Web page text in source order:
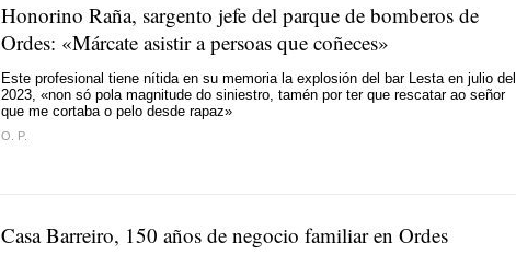
Honorino Raña, sargento jefe del parque de bomberos de
Ordes: «Márcate asistir a persoas que coñeces»
Este profesional tiene nítida en su memoria la explosión del bar Lesta en julio del
2023, «non só pola magnitude do siniestro, tamén por ter que rescatar ao señor
que me cortaba o pelo desde rapaz»
O. P.
Casa Barreiro, 150 años de negocio familiar en Ordes